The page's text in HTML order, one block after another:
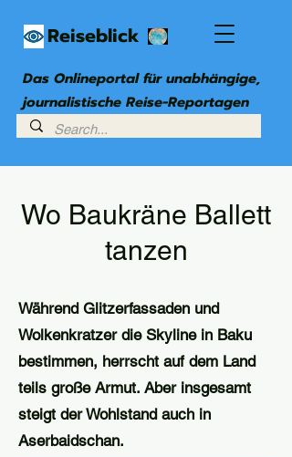
Reiseblick
Das Onlineportal für unabhängige,
journalistische Reise-Reportagen
Wo Baukräne Ballett
tanzen
Während Glitzerfassaden und
Wolkenkratzer die Skyline in Baku
bestimmen, herrscht auf dem Land
teils große Armut. Aber insgesamt
steigt der Wohlstand auch in
Aserbaidschan.